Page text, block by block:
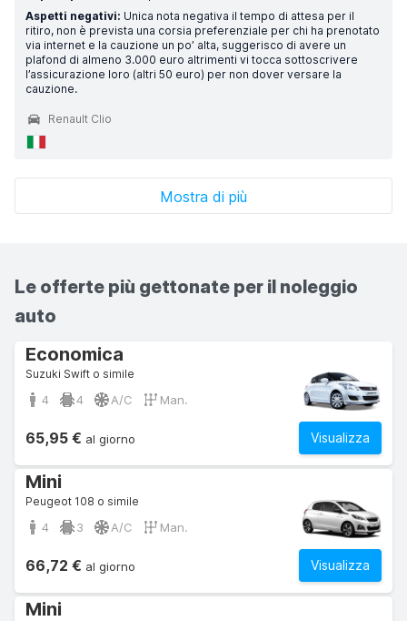
Aspetti negativi: Unica nota negativa il tempo di attesa per il
ritiro, non è prevista una corsia preferenziale per chi ha prenotato
via internet e la cauzione un po’ alta, suggerisco di avere un
plafond di almeno 3.000 euro altrimenti vi tocca sottoscrivere
l’assicurazione loro (altri 50 euro) per non dover versare la
cauzione.
Renault Clio
Mostra di più
Le offerte più gettonate per il noleggio
auto
Economica
Suzuki Swift o simile
4 4 A/C Man.
Visualizza
65,95 € al giorno
Mini
Peugeot 108 o simile
4 3 A/C Man.
Visualizza
66,72 € al giorno
Mini